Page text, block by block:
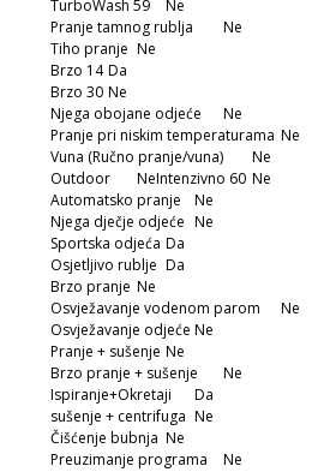
TurboWash 59
Ne
Pranje tamnog rublja
Ne
Tiho pranje Ne
Brzo 14 Da
Brzo 30 Ne
Njega obojane odjeće
Ne
Pranje pri niskim temperaturama Ne
Vuna (Ručno pranje/vuna)
Ne
Outdoor
NeIntenzivno 60 Ne
Automatsko pranje
Ne
Njega dječje odjeće Ne
Sportska odjeća Da
Osjetljivo rublje Da
Brzo pranje Ne
Osvježavanje vodenom parom
Ne
Osvježavanje odjeće Ne
Pranje + sušenje Ne
Brzo pranje + sušenje
Ne
Ispiranje+Okretaji
Da
sušenje + centrifuga Ne
Čišćenje bubnja Ne
Preuzimanje programa
Ne